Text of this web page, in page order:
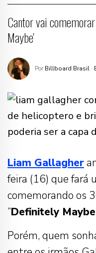
Cantor vai
Maybe'
Por Billboard Brasil ·
Liam Gallagher
feira (16) que fará
comemorando os
“Definitely Maybe
Porém, quem